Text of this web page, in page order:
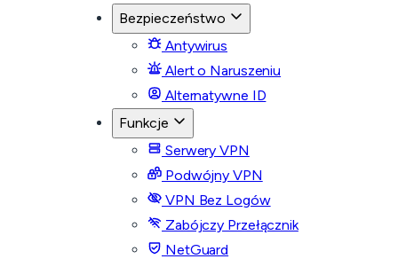
Bezpieczeństwo
Antywirus
Alert o Naruszeniu
Alternatywne ID
Funkcje
Serwery VPN
Podwójny VPN
VPN Bez Logów
Zabójczy Przełącznik
NetGuard